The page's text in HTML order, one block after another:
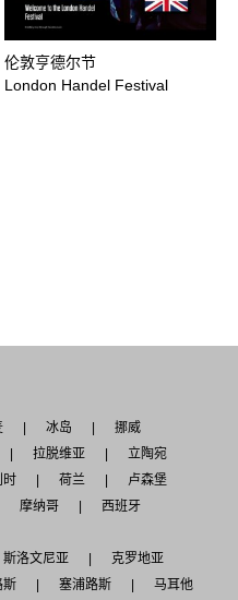
伦敦亨德尔节
London Handel Festival
冰岛
挪威
拉脱维亚
立陶宛
时 荷兰
卢森堡
摩纳哥
西班牙
洛文尼亚
克罗地亚
斯 塞浦路斯
马耳他